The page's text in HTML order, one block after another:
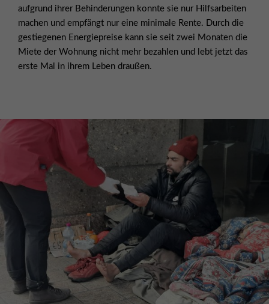
aufgrund ihrer Behinderungen konnte sie nur Hilfsarbeiten
machen und empfängt nur eine minimale Rente. Durch die
gestiegenen Energiepreise kann sie seit zwei Monaten die
Miete der Wohnung nicht mehr bezahlen und lebt jetzt das
erste Mal in ihrem Leben draußen.